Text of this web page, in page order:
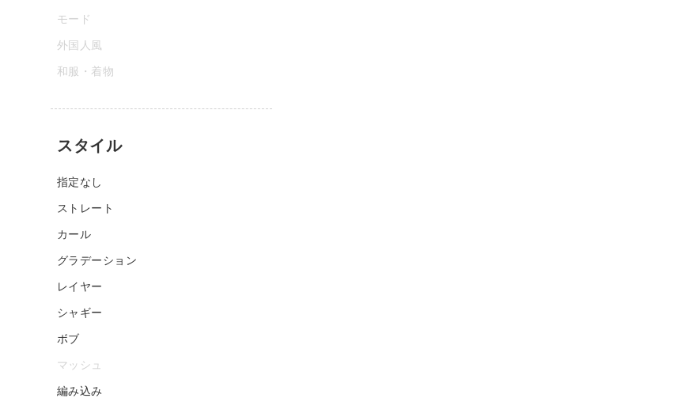
モード
外国人風
和服・着物
スタイル
指定なし
ストレート
カール
グラデーション
レイヤー
シャギー
ボブ
マッシュ
編み込み